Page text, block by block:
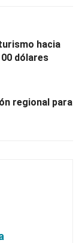
hacia
dólares
regional para